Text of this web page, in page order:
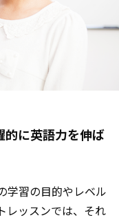
的に英語力を伸ば
学習の目的やレベル
レッスンでは、それ